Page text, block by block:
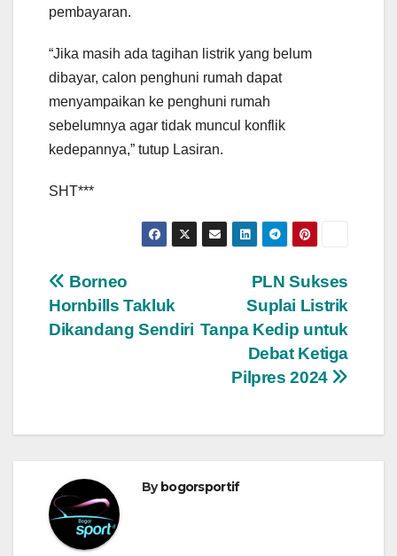
pembayaran.
“Jika masih ada tagihan listrik yang belum
dibayar, calon penghuni rumah dapat
menyampaikan ke penghuni rumah
sebelumnya agar tidak muncul konflik
kedepannya,” tutup Lasiran.
SHT***
Navigasi
pos
PLN Sukses
Suplai Listrik
Tanpa Kedip untuk
Debat Ketiga
Pilpres 2024
Borneo
Hornbills Takluk
Dikandang Sendiri
Bybogorsportif